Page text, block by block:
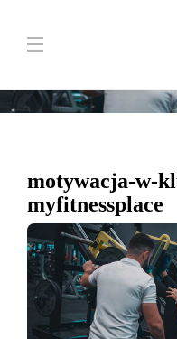
motywacja-w-
myfitnessplace